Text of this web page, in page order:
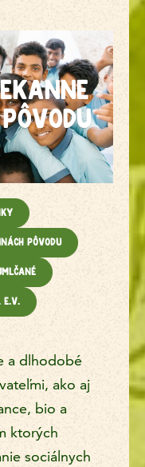
pôvodu
e.V.
a dlhodobé
ako aj
bio a
ktorých
sociálnych